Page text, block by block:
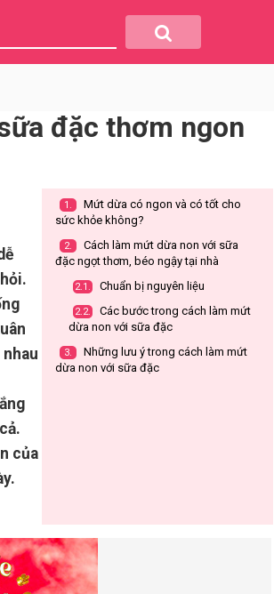
đặc thơm ngon
của
1.
Mứt dừa có ngon và có tốt cho
sức khỏe không?
2.
Cách làm mứt dừa non với sữa
đặc ngọt thơm, béo ngậy tại nhà
2.1. Chuẩn bị nguyên liệu
2.2.
Các bước trong cách làm mứt
dừa non với sữa đặc
3.
Những lưu ý trong cách làm mứt
dừa non với sữa đặc